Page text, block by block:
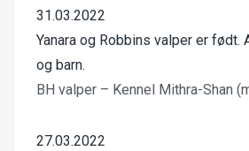
31.03.2022
Yanara og Robbins valper er født.
og barn.
BH valper – Kennel Mithra-Shan
27.03.2022